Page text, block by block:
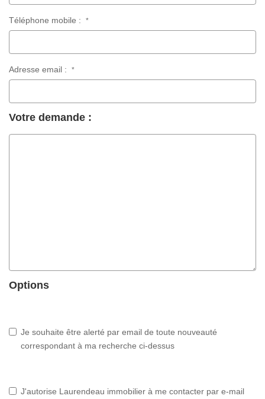
Téléphone mobile : *
Adresse email : *
Votre demande :
Options
Je souhaite être alerté par email de toute nouveauté
correspondant à ma recherche ci-dessus
J'autorise Laurendeau immobilier à me contacter par e-mail